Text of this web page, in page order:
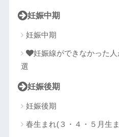
妊娠中期
妊娠中期
妊娠線ができなかった
選
妊娠後期
妊娠後期
春生まれ(３・４・５月生